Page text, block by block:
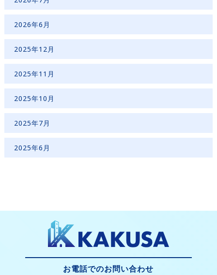
2026年6月
2025年12月
2025年11月
2025年10月
2025年7月
2025年6月
お電話でのお問い合わせ